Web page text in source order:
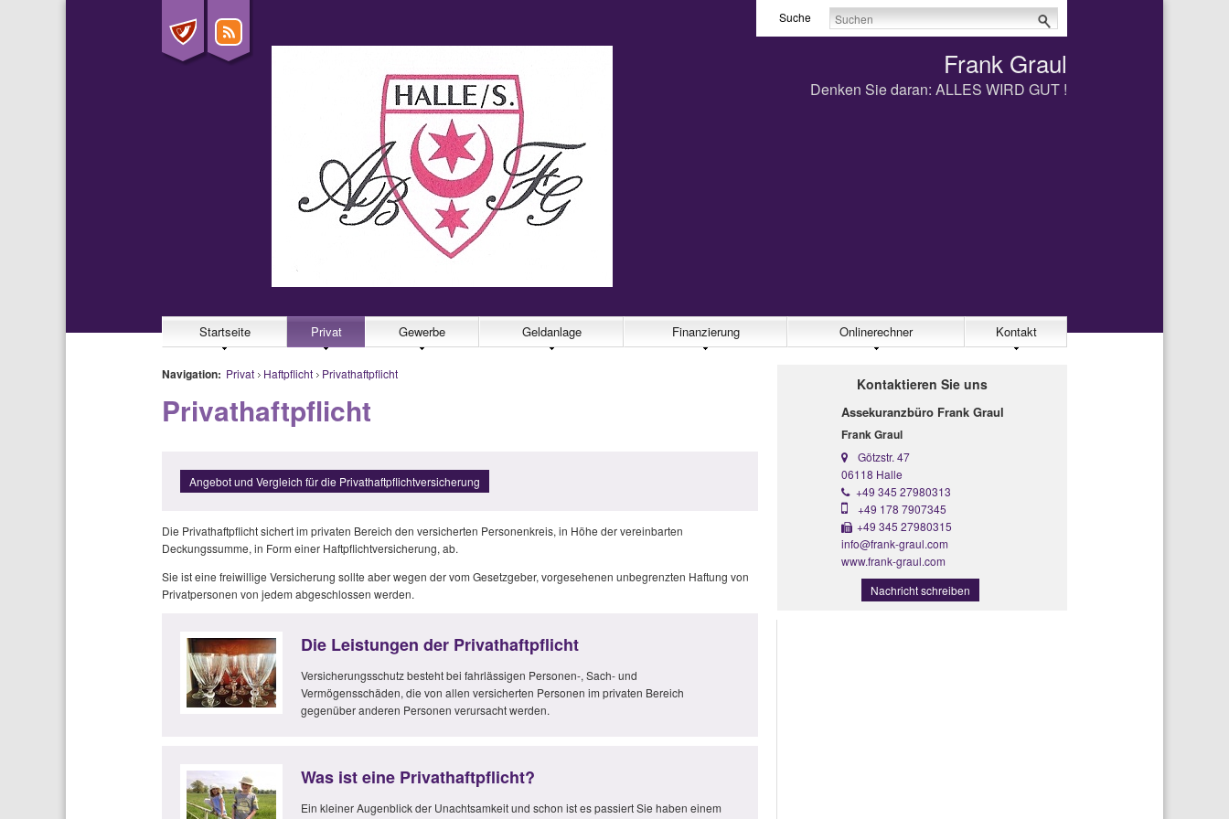
Suche
Frank Graul
Denken Sie daran: ALLES WIRD GUT !
Startseite Privat Gewerbe Geldanlage Finanzierung Onlinerechner Kontakt
Navigation: Privat Haftpflicht Privathaftpflicht
Privathaftpflicht
Angebot und Vergleich für die Privathaftpflichtversicherung
Die Privathaftpflicht sichert im privaten Bereich den versicherten Personenkreis, in Höhe der vereinbarten
Deckungssumme, in Form einer Haftpflichtversicherung, ab.
Sie ist eine freiwillige Versicherung sollte aber wegen der vom Gesetzgeber, vorgesehenen unbegrenzten Haftung von
Privatpersonen von jedem abgeschlossen werden.
Die Leistungen der Privathaftpflicht
Versicherungsschutz besteht bei fahrlässigen Personen-, Sach- und
Vermögensschäden, die von allen versicherten Personen im privaten Bereich
gegenüber anderen Personen verursacht werden.
Was ist eine Privathaftpflicht?
Ein kleiner Augenblick der Unachtsamkeit und schon ist es passiert Sie haben einem
Kontaktieren Sie uns
Assekuranzbüro Frank Graul
Frank Graul
Götzstr. 47
06118 Halle
+49 345 27980313
+49 178 7907345
+49 345 27980315
info@frank-graul.com
www.frank-graul.com
Nachricht schreiben